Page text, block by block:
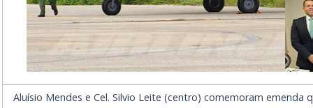
Aluísio Mendes e Cel. Silvio Leite (centro) comemoram emenda